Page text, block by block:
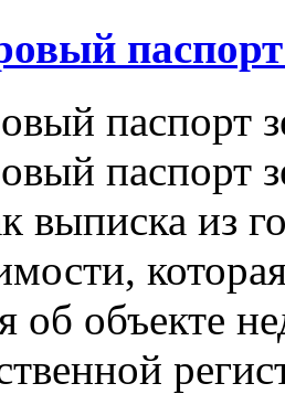
паспорт
паспорт
выписка из
об объекте